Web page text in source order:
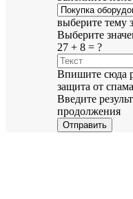
выберите тему
Выберите
27 + 8 = ?
Впишите сюда
защита от спама
Введите
продолжения
Отправить